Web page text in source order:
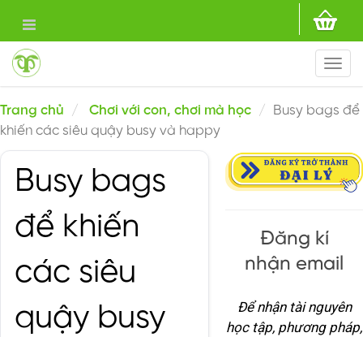
Trang chủ Chơi với con, chơi mà học
Busy bags để
khiến các siêu quậy busy và happy
Busy bags
để khiến
các siêu
quậy busy
Đăng kí
nhận email
Để nhận tài nguyên
học tập, phương pháp,